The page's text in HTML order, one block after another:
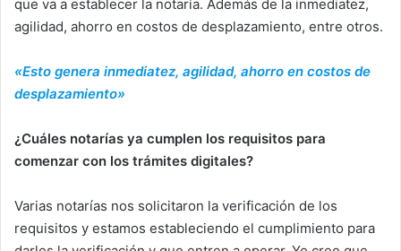
que va a establecer la notaría. Además de la inmediatez,
agilidad, ahorro en costos de desplazamiento, entre otros.
«Esto genera inmediatez, agilidad, ahorro en costos de
desplazamiento»
¿Cuáles notarías ya cumplen los requisitos para
comenzar con los trámites digitales?
Varias notarías nos solicitaron la verificación de los
requisitos y estamos estableciendo el cumplimiento para